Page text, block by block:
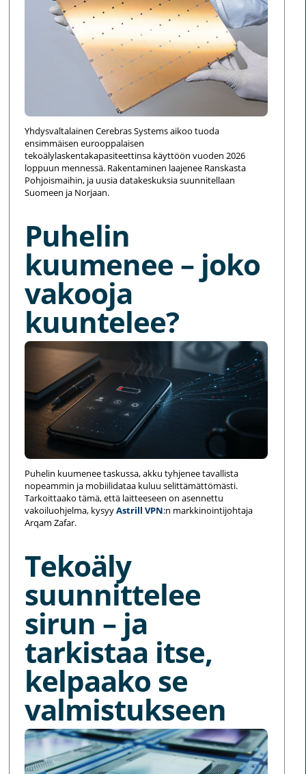
Yhdysvaltalainen Cerebras Systems aikoo tuoda
ensimmäisen eurooppalaisen
tekoälylaskentakapasiteettinsa käyttöön vuoden 2026
loppuun mennessä. Rakentaminen laajenee Ranskasta
Pohjoismaihin, ja uusia datakeskuksia suunnitellaan
Suomeen ja Norjaan.
Puhelin
kuumenee – joko
vakooja
kuuntelee?
Puhelin kuumenee taskussa, akku tyhjenee tavallista
nopeammin ja mobiilidataa kuluu selittämättömästi.
Tarkoittaako tämä, että laitteeseen on asennettu
vakoiluohjelma, kysyyAstrill VPN:n markkinointijohtaja
Arqam Zafar.
Tekoäly
suunnittelee
sirun – ja
tarkistaa itse,
kelpaako se
valmistukseen